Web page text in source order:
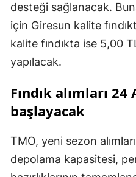
desteği sağlanacak.
için Giresun kalite
kalite fındıkta ise 5,00
yapılacak.
Fındık alımları
başlayacak
TMO, yeni sezon
depolama kapasitesi,